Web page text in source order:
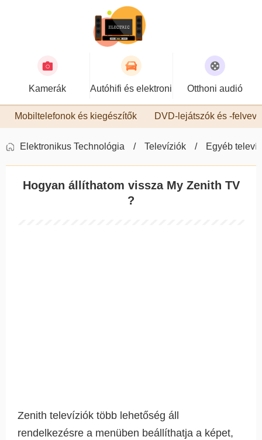
Kamerák Autóhifi és elektronika Otthoni audió
Mobiltelefonok és kiegészítők DVD-lejátszók és -
Elektronikus Technológia Televíziók Egyéb
Hogyan állíthatom vissza My Zenith TV
?
Zenith televíziók több lehetőség áll
rendelkezésre a menüben beállíthatja a képet,